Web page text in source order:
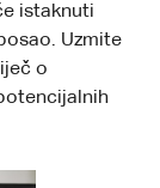
istaknuti
Uzmite
o